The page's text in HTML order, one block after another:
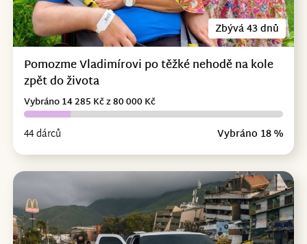
Zbývá 43 dnů
Pomozme Vladimírovi po těžké nehodě na kole
zpět do života
44 dárců Vybráno 18 %
Vybráno 14 285 Kč z 80 000 Kč